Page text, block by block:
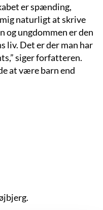
er spænding,
naturligt at skrive
og ungdommen er den
liv. Det er der man har
siger forfatteren.
at være barn end